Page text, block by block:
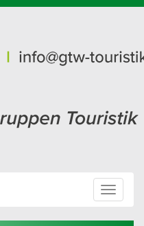
Toggle